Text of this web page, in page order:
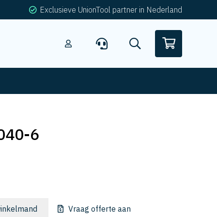
Exclusieve UnionTool partner in Nederland
6
Vraag offerte aan